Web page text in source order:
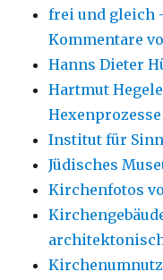
frei und gleich
Kommentare
Hanns Dieter
Hartmut
Hexenprozesse
Institut für
Jüdisches
Kirchenfotos